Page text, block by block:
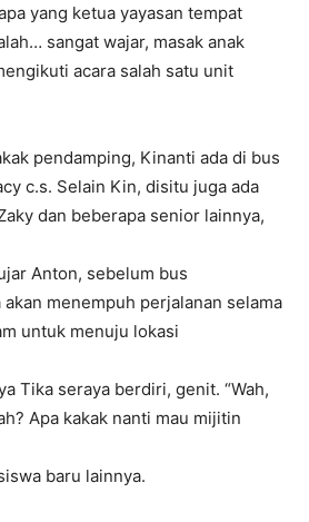
yang ketua yayasan tempat
sangat wajar, masak anak
acara salah satu unit
pendamping, Kinanti ada di bus
c.s. Selain Kin, disitu juga ada
dan beberapa senior lainnya,
Anton, sebelum bus
menempuh perjalanan selama
untuk menuju lokasi
Tika seraya berdiri, genit. “Wah,
Apa kakak nanti mau mijitin
baru lainnya.